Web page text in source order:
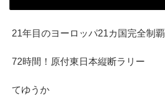
21年目のヨーロッパ21カ国完全制覇
72時間！原付東日本縦断ラリー
てゆうか